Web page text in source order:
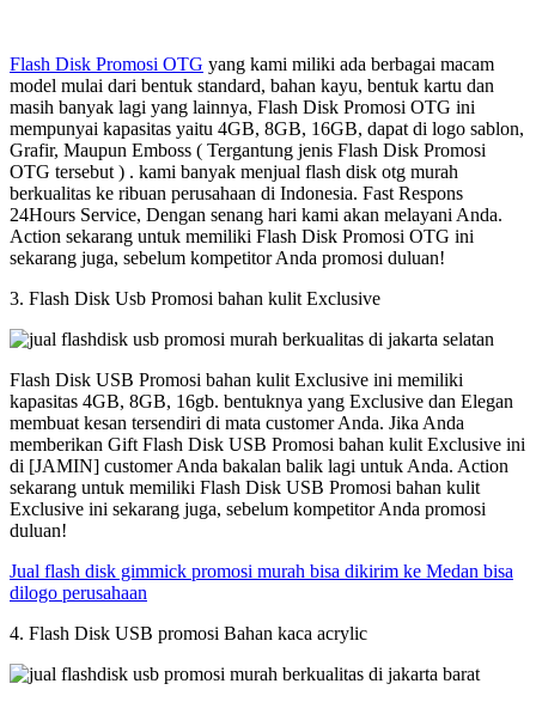
Flash Disk Promosi OTG yang kami miliki ada berbagai macam
model mulai dari bentuk standard, bahan kayu, bentuk kartu dan
masih banyak lagi yang lainnya, Flash Disk Promosi OTG ini
mempunyai kapasitas yaitu 4GB, 8GB, 16GB, dapat di logo sablon,
Grafir, Maupun Emboss ( Tergantung jenis Flash Disk Promosi
OTG tersebut ) . kami banyak menjual flash disk otg murah
berkualitas ke ribuan perusahaan di Indonesia. Fast Respons
24Hours Service, Dengan senang hari kami akan melayani Anda.
Action sekarang untuk memiliki Flash Disk Promosi OTG ini
sekarang juga, sebelum kompetitor Anda promosi duluan!
3. Flash Disk Usb Promosi bahan kulit Exclusive
Flash Disk USB Promosi bahan kulit Exclusive ini memiliki
kapasitas 4GB, 8GB, 16gb. bentuknya yang Exclusive dan Elegan
membuat kesan tersendiri di mata customer Anda. Jika Anda
memberikan Gift Flash Disk USB Promosi bahan kulit Exclusive ini
di [JAMIN] customer Anda bakalan balik lagi untuk Anda. Action
sekarang untuk memiliki Flash Disk USB Promosi bahan kulit
Exclusive ini sekarang juga, sebelum kompetitor Anda promosi
duluan!
Jual flash disk gimmick promosi murah bisa dikirim ke Medan bisa
dilogo perusahaan
4. Flash Disk USB promosi Bahan kaca acrylic